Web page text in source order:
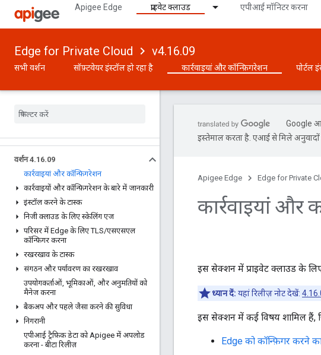
Apigee Edge प्राइवेट क्लाउड एपीआई मॉनिटर करना
Edge for Private Cloud v4.16.09
सभी वर्शन सॉफ़्टवेयर इंस्टॉल हो रहा है कार्रवाइयां और कॉन्फ़िगरेशन पोर्टल
वर्शन 4.16.09
कार्रवाइयां और कॉन्फ़िगरेशन
कार्रवाइयों और कॉन्फ़िगरेशन के बारे में जानकारी
इंस्टॉल करने के टास्क
निजी क्लाउड के लिए स्केलिंग एज
परिसर में Edge के लिए TLS/एसएसएल
कॉन्फ़िगर करना
रखरखाव के टास्क
संगठन और पर्यावरण का रखरखाव
उपयोगकर्ताओं, भूमिकाओं, और अनुमतियों को
मैनेज करना
बैकअप और पहले जैसा करने की सुविधा
निगरानी
एपीआई ट्रैफ़िक डेटा को Apigee में अपलोड
करना - बीटा रिलीज़
Google
इस्तेमाल करता है. एआई से मिले अनुवादों
Apigee Edge Edge for Private
कार्रवाइयां और
इस सेक्शन में प्राइवेट क्लाउड के
ध्यान दें: यहां रिलीज़ नोट देखें:
इस सेक्शन में कई विषय शामिल हैं,
Edge को कॉन्फ़िगर करने